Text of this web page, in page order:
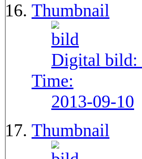
Thumbnail
Digital bild:
Time:
2013-09-10
Thumbnail